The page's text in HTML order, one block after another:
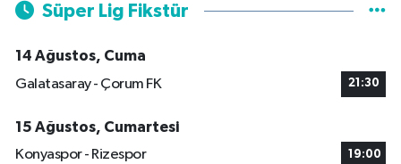
Süper Lig Fikstür
14 Ağustos, Cuma
Galatasaray - Çorum FK
21:30
15 Ağustos, Cumartesi
Konyaspor - Rizespor
19:00